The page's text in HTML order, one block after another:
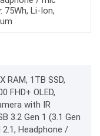
75Wh, Li-Ion,
RAM, 1TB SSD,
FHD+ OLED,
with IR
3.2 Gen 1 (3.1 Gen
Headphone /